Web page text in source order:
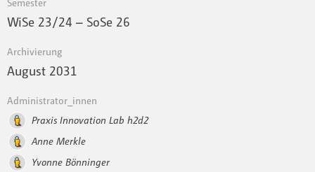
Semester
WiSe 23 / 24 – SoSe 26
Archivierung
August 2031
Administrator_innen
Praxis Innovation Lab h2d2
Anne Merkle
Yvonne Bönninger